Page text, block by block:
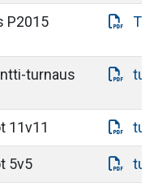
P2015
turnaus
11v11
5v5